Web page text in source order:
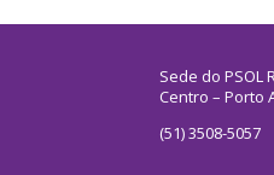
Sede do PSOL
Centro – Porto
(51) 3508-5057